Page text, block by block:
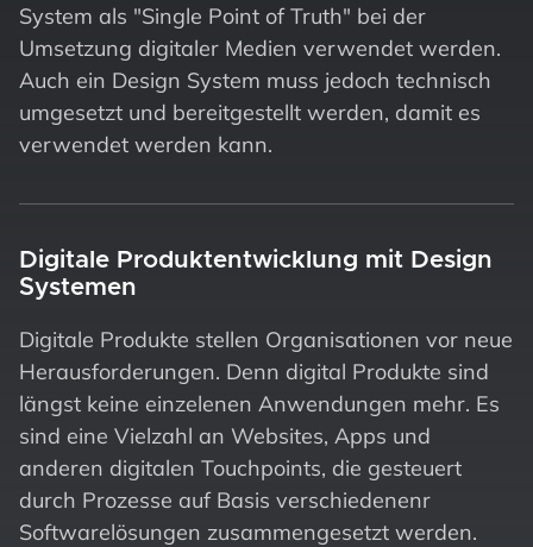
System als "Single Point of Truth" bei der
Umsetzung digitaler Medien verwendet werden.
Auch ein Design System muss jedoch technisch
umgesetzt und bereitgestellt werden, damit es
verwendet werden kann.
Digitale Produktentwicklung mit Design
Systemen
Digitale Produkte stellen Organisationen vor neue
Herausforderungen. Denn digital Produkte sind
längst keine einzelenen Anwendungen mehr. Es
sind eine Vielzahl an Websites, Apps und
anderen digitalen Touchpoints, die gesteuert
durch Prozesse auf Basis verschiedenenr
Softwarelösungen zusammengesetzt werden.